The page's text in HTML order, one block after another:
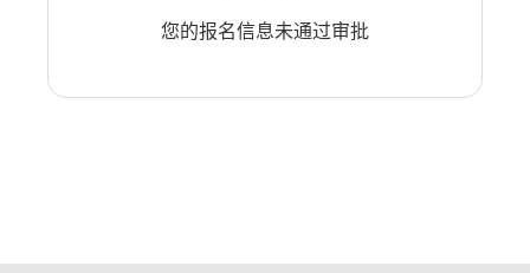
您的报名信息未通过审批